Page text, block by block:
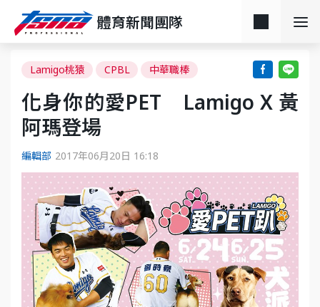
體育新聞團隊
Lamigo桃猿 CPBL 中華職棒
化身你的愛PET Lamigo X 黃
阿瑪登場
編輯部 2017年06月20日 16:18